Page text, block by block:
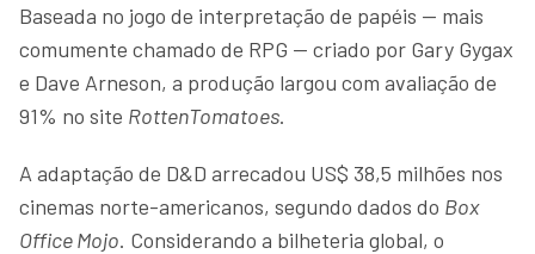
Baseada no jogo de interpretação de papéis — mais
comumente chamado de RPG — criado por Gary Gygax
e Dave Arneson, a produção largou com avaliação de
91% no site RottenTomatoes.
A adaptação de D&D arrecadou US$ 38,5 milhões nos
cinemas norte-americanos, segundo dados do Box
Office Mojo. Considerando a bilheteria global, o